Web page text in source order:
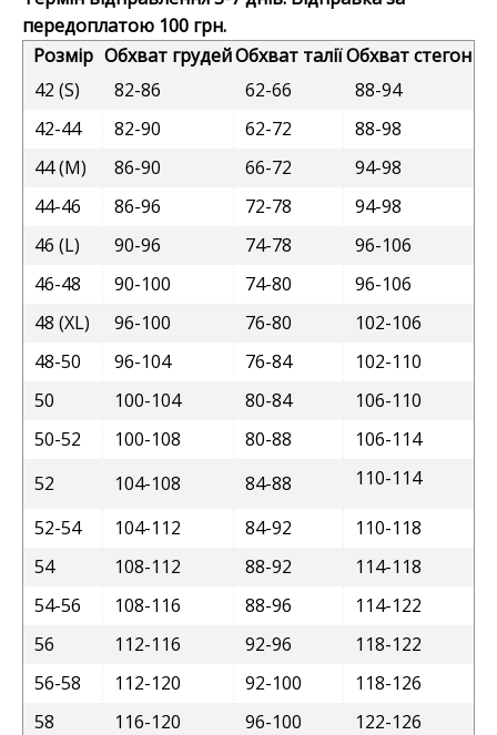
передоплатою 100 грн.
Розмір Обхват грудейОбхват талії Обхват стегон
42 (S)
82-86 62-66
88-94
42-44
82-90 62-72
88-98
44 (M)
86-90 66-72
94-98
44-46
86-96 72-78
94-98
46 (L)
90-96 74-78
96-106
46-48
90-100 74-80
96-106
48 (XL)
96-100 76-80
102-106
48-50
96-104 76-84
102-110
50
100-104 80-84
106-110
50-52
100-108 80-88
106-114
52
104-108 84-88 110-114
52-54 104-112 84-92
110-118
54
108-112 88-92
114-118
54-56
108-116 88-96
114-122
56
112-116 92-96
118-122
56-58
112-120 92-100
118-126
58
116-120 96-100
122-126